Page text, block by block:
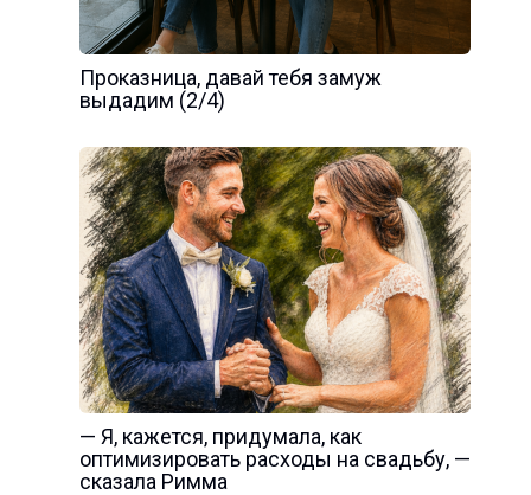
Проказница, давай тебя замуж
выдадим (2/4)
— Я, кажется, придумала, как
оптимизировать расходы на свадьбу, —
сказала Римма